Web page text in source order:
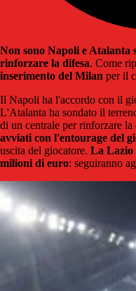
Non sono Napoli e
rinforzare la difesa. Come
inserimento del Milan per il
Il Napoli ha l'accordo con il
L'Atalanta ha sondato il
di un centrale per rinforzare
avviati con l'entourage del
uscita del giocatore. La Lazio
milioni di euro: seguiranno